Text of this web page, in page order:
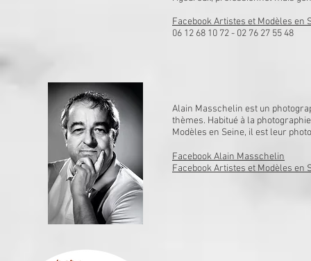
Facebook Artistes et Modèles en
06 12 68 10 72 - 02 76 27 55 48
Alain Masschelin est un
thèmes. Habitué à la
Modèles en Seine, il est leur
Facebook Alain Masschelin
Facebook Artistes et Modèles en